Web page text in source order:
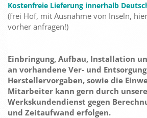
Kostenfreie Lieferung innerhalb
(frei Hof, mit Ausnahme von Inseln,
vorher anfragen!)
Einbringung, Aufbau, Installation
an vorhandene Ver- und
Herstellervorgaben, sowie die
Mitarbeiter kann gern durch
Werkskundendienst gegen
und Zeitaufwand erfolgen.